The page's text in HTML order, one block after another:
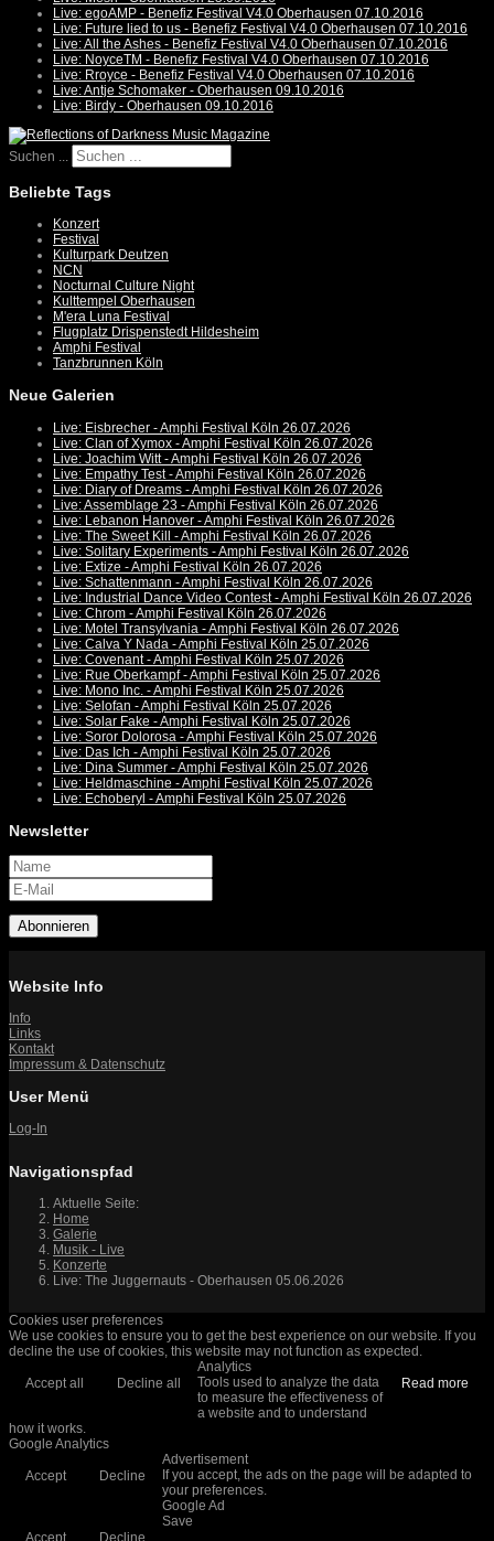
Live: egoAMP - Benefiz Festival V4.0 Oberhausen 07.10.2016
Live: Future lied to us - Benefiz Festival V4.0 Oberhausen 07.10.2016
Live: All the Ashes - Benefiz Festival V4.0 Oberhausen 07.10.2016
Live: NoyceTM - Benefiz Festival V4.0 Oberhausen 07.10.2016
Live: Rroyce - Benefiz Festival V4.0 Oberhausen 07.10.2016
Live: Antje Schomaker - Oberhausen 09.10.2016
Live: Birdy - Oberhausen 09.10.2016
Suchen ...
Beliebte Tags
Konzert
Festival
Kulturpark Deutzen
NCN
Nocturnal Culture Night
Kulttempel Oberhausen
M'era Luna Festival
Flugplatz Drispenstedt Hildesheim
Amphi Festival
Tanzbrunnen Köln
Neue Galerien
Live: Eisbrecher - Amphi Festival Köln 26.07.2026
Live: Clan of Xymox - Amphi Festival Köln 26.07.2026
Live: Joachim Witt - Amphi Festival Köln 26.07.2026
Live: Empathy Test - Amphi Festival Köln 26.07.2026
Live: Diary of Dreams - Amphi Festival Köln 26.07.2026
Live: Assemblage 23 - Amphi Festival Köln 26.07.2026
Live: Lebanon Hanover - Amphi Festival Köln 26.07.2026
Live: The Sweet Kill - Amphi Festival Köln 26.07.2026
Live: Solitary Experiments - Amphi Festival Köln 26.07.2026
Live: Extize - Amphi Festival Köln 26.07.2026
Live: Schattenmann - Amphi Festival Köln 26.07.2026
Live: Industrial Dance Video Contest - Amphi Festival Köln 26.07.2026
Live: Chrom - Amphi Festival Köln 26.07.2026
Live: Motel Transylvania - Amphi Festival Köln 26.07.2026
Live: Calva Y Nada - Amphi Festival Köln 25.07.2026
Live: Covenant - Amphi Festival Köln 25.07.2026
Live: Rue Oberkampf - Amphi Festival Köln 25.07.2026
Live: Mono Inc. - Amphi Festival Köln 25.07.2026
Live: Selofan - Amphi Festival Köln 25.07.2026
Live: Solar Fake - Amphi Festival Köln 25.07.2026
Live: Soror Dolorosa - Amphi Festival Köln 25.07.2026
Live: Das Ich - Amphi Festival Köln 25.07.2026
Live: Dina Summer - Amphi Festival Köln 25.07.2026
Live: Heldmaschine - Amphi Festival Köln 25.07.2026
Live: Echoberyl - Amphi Festival Köln 25.07.2026
Newsletter
Abonnieren
Website Info
Info
Links
Kontakt
Impressum & Datenschutz
User Menü
Log-In
Navigationspfad
Aktuelle Seite:
Home
Galerie
Musik - Live
Konzerte
Live: The Juggernauts - Oberhausen 05.06.2026
Cookies user preferences
We use cookies to ensure you to get the best experience on our website. If you
decline the use of cookies, this website may not function as expected.
Accept all Decline all Read more
Analytics
Tools used to analyze the data
to measure the effectiveness of
a website and to understand
how it works.
Google Analytics
Accept Decline
Advertisement
If you accept, the ads on the page will be adapted to
your preferences.
Google Ad
Accept Decline
Save